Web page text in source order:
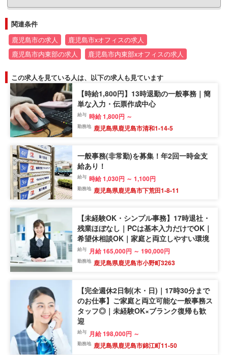
関連条件
鹿児島市の求人
鹿児島市xオフィスの求人
鹿児島市内東部の求人
鹿児島市内東部xオフィスの求人
この求人を見ている人は、以下の求人も見ています
【時給1,800円】13時退勤の一般事務｜簡
単な入力・伝票作成中心
給与 時給 1,800円 ～
勤務地 鹿児島県鹿児島市清和1-14-5
一般事務(非常勤)を募集！年2回一時金支
給あり！
給与 時給 1,030円 ～ 1,100円
勤務地 鹿児島県鹿児島市下荒田1-8-11
【未経験OK・シンプル事務】17時退社・
残業ほぼなし｜PCは基本入力だけでOK｜
希望休相談OK｜家庭と両立しやすい環境
給与 月給 165,000円 ～ 190,000円
勤務地 鹿児島県鹿児島市小野町3263
【完全週休2日制(木・日)｜17時30分まで
のお仕事】ご家庭と両立可能な一般事務ス
タッフ◎｜未経験OK×ブランク復帰も歓
迎
給与 月給 198,000円 ～
勤務地 鹿児島県鹿児島市錦江町11-50